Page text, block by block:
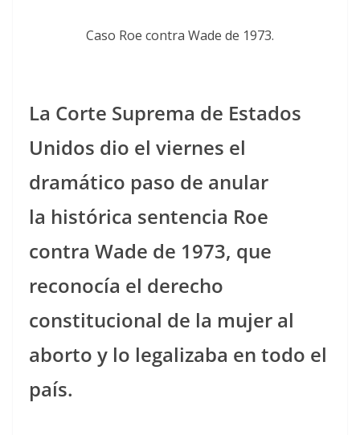
Caso Roe contra Wade de 1973.
La Corte Suprema de Estados
Unidos dio el viernes el
dramático paso de anular
la histórica sentencia Roe
contra Wade de 1973, que
reconocía el derecho
constitucional de la mujer al
aborto y lo legalizaba en todo el
país.